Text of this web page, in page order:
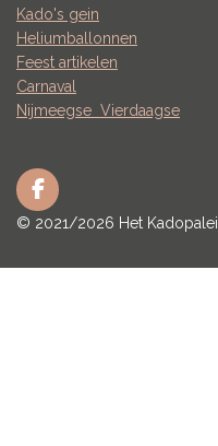
Kado's gein
Heliumballonnen
Feest artikelen
Carnaval
Nijmeegse Vierdaagse
F
a
© 2021/2026 Het